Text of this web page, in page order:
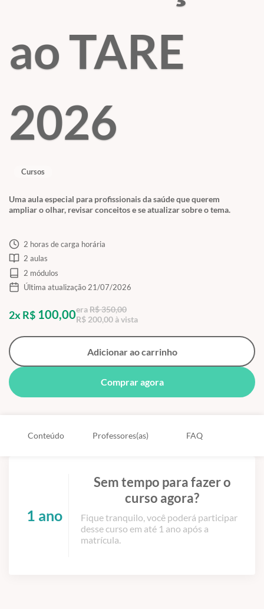
ao TARE
2026
Uma aula especial para profissionais da saúde que querem
ampliar o olhar, revisar conceitos e se atualizar sobre o tema.
Cursos
2 horas de carga horária
2 aulas
2 módulos
Última atualização 21/07/2026
2x R$ 100,00eraR$ 350,00
R$ 200,00 à vista
Adicionar ao carrinho
Comprar agora
Conteúdo Professores(as) FAQ
1 ano
Sem tempo para fazer o
curso agora?
Fique tranquilo, você poderá participar
desse curso em até 1 ano após a
matrícula.